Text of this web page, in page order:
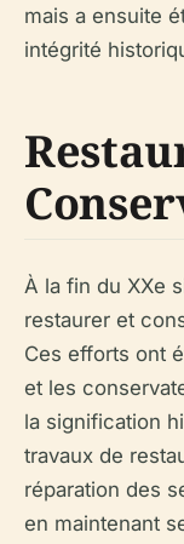
mais a ensuite
intégrité
À la fin du XXe
restaurer et
Ces efforts ont
et les
la signification
travaux de
réparation des
en maintenant